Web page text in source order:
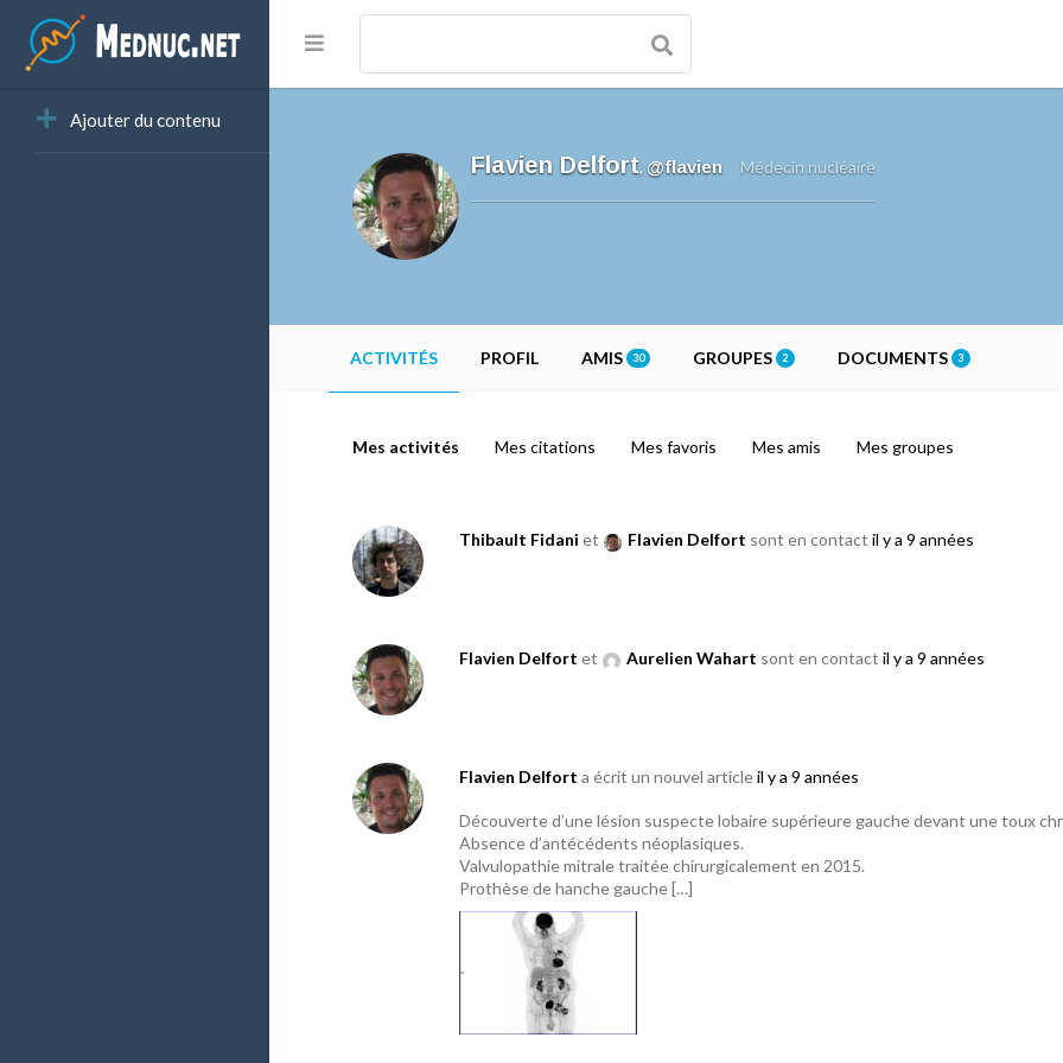
Ajouter du contenu
Flavien Delfort, @flavien Médecin nucléaire
ACTIVITÉS PROFIL AMIS 30 GROUPES 2 DOCUMENTS 3
Mes activités Mes citations Mes favoris Mes amis Mes groupes
Thibault Fidani et Flavien Delfort sont en contact il y a 9 années
Flavien Delfort et Aurelien Wahart sont en contact il y a 9 années
Flavien Delfort a écrit un nouvel articleil y a 9 années
Découverte d’une lésion suspecte lobaire supérieure gauche devant une toux
Absence d’antécédents néoplasiques.
Valvulopathie mitrale traitée chirurgicalement en 2015.
Prothèse de hanche gauche […]